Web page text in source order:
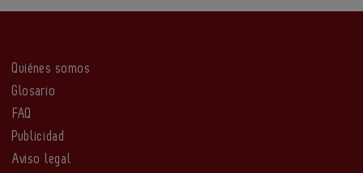
Quiénes somos
Glosario
FAQ
Publicidad
Aviso legal